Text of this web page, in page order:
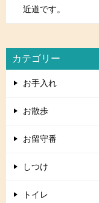
近道です。
カテゴリー
お手入れ
お散歩
お留守番
しつけ
トイレ